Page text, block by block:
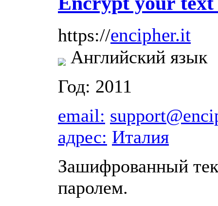
https://encipher.it
Английский язык
Год: 2011
email:
адрес: Италия
Зашифрованный
паролем.